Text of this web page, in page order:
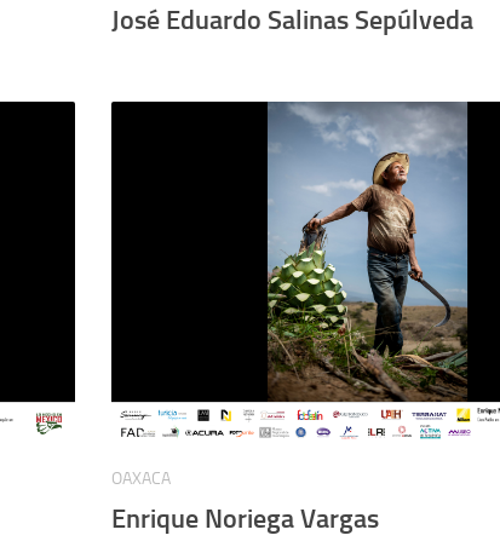
José Eduardo Salinas Sepúlveda
OAXACA
Enrique Noriega Vargas